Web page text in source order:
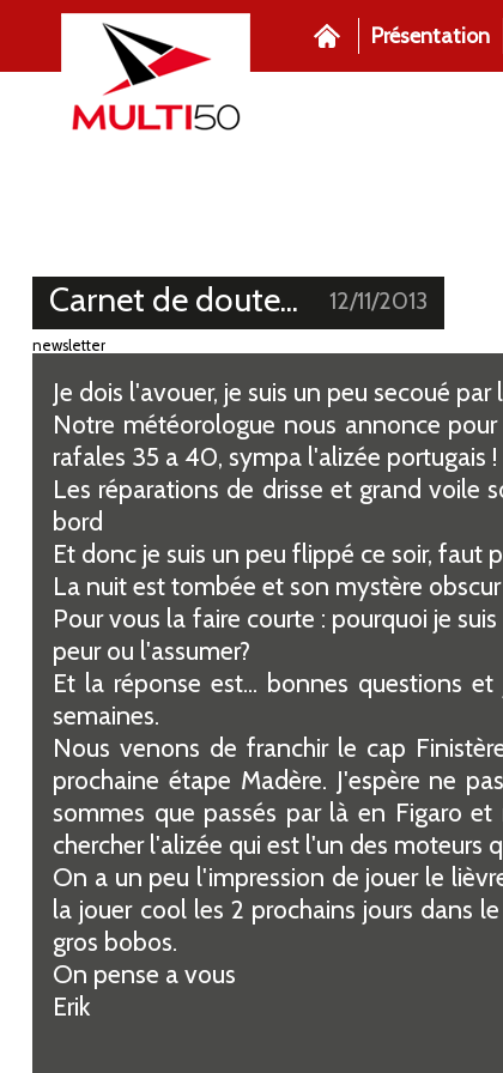
Présentation
Carnet de doute... 12/11/2013
newsletter
Je dois l'avouer, je suis un peu secoué
Notre météorologue nous annonce
rafales 35 a 40, sympa l'alizée portugais !
Les réparations de drisse et grand voile
bord
Et donc je suis un peu flippé ce soir, faut
La nuit est tombée et son mystère
Pour vous la faire courte : pourquoi je
peur ou l'assumer?
Et la réponse est... bonnes questions
semaines.
Nous venons de franchir le cap
prochaine étape Madère. J'espère ne
sommes que passés par là en Figaro
chercher l'alizée qui est l'un des moteurs
On a un peu l'impression de jouer le
la jouer cool les 2 prochains jours dans
gros bobos.
On pense a vous
Erik